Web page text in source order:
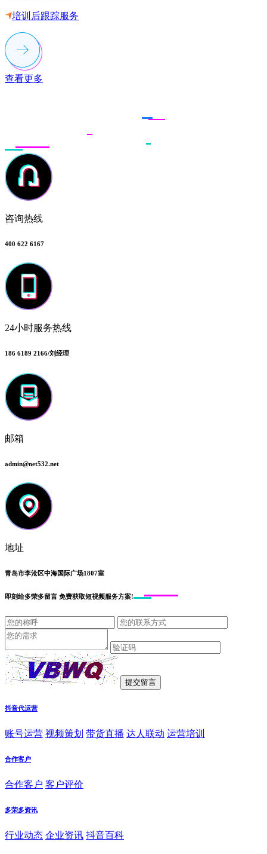
培训后跟踪服务
查看更多
咨询热线
400 622 6167
24小时服务热线
186 6189 2166/刘经理
邮箱
admin@net532.net
地址
青岛市李沧区中海国际广场1807室
即刻给多荣多留言 免费获取短视频服务方案!
抖音代运营
账号运营 视频策划 带货直播 达人联动 运营培训
合作客户
合作客户 客户评价
多荣多资讯
行业动态 企业资讯 抖音百科